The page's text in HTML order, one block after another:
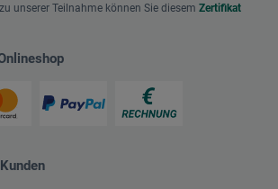
unserer Teilnahme können Sie diesem Zertifikat